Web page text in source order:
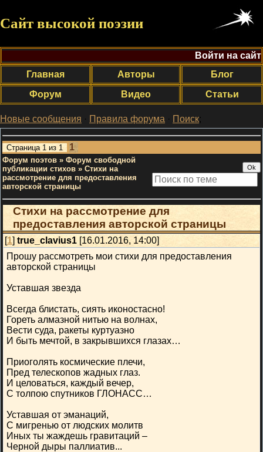
Сайт высокой поэзии
Войти на сайт
Главная
Авторы
Блог
Форум
Видео Статьи
Новые сообщения · Правила форума · Поиск;
Страница 1 из 1 1
Форум поэтов » Форум свободной
публикации стихов » Стихи на
рассмотрение для предоставления
авторской страницы
Стихи на рассмотрение для
предоставления авторской страницы
[1] true_clavius1 [16.01.2016, 14:00]
Прошу рассмотреть мои стихи для предоставления
авторской страницы
Уставшая звезда
Всегда блистать, сиять иконостасно!
Гореть алмазной нитью на волнах,
Вести суда, ракеты куртуазно
И быть мечтой, в закрывшихся глазах…
Приоголять космические плечи,
Пред телескопов жадных глаз.
И целоваться, каждый вечер,
С толпою спутников ГЛОНАСС…
Уставшая от эманаций,
С мигренью от людских молитв
Иных ты жаждешь гравитаций –
Черной дыры паллиатив...